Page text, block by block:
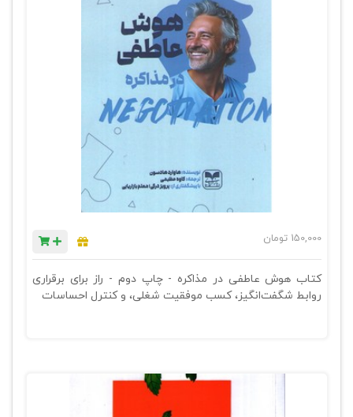
150,000 تومان
کتاب هوش عاطفی در مذاکره - چاپ دوم - راز برای برقراری
روابط شگفت‌انگیز، کسب موفقیت شغلی، و کنترل احساسات